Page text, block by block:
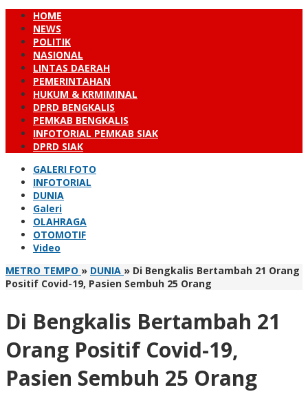
HOME
NEWS
POLITIK
NASIONAL
LINTAS DAERAH
PEMERINTAHAN
HUKUM & KRMIMINAL
DPRD BENGKALIS
PEMKAB BENGKALIS
INFOTORIAL PEMKAB SIAK
DPRD SIAK
GALERI FOTO
INFOTORIAL
DUNIA
Galeri
OLAHRAGA
OTOMOTIF
Video
METRO TEMPO » DUNIA » Di Bengkalis Bertambah 21 Orang
Positif Covid-19, Pasien Sembuh 25 Orang
Di Bengkalis Bertambah 21
Orang Positif Covid-19,
Pasien Sembuh 25 Orang